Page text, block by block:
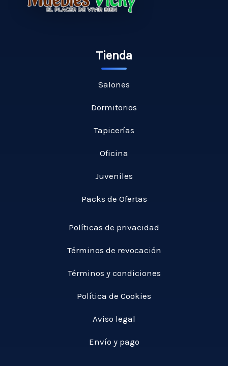
Tienda
Salones
Dormitorios
Tapicerías
Oficina
Juveniles
Packs de Ofertas
Políticas de privacidad
Términos de revocación
Términos y condiciones
Política de Cookies
Aviso legal
Envío y pago